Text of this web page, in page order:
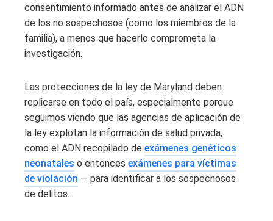
consentimiento informado antes de analizar el ADN
de los no sospechosos (como los miembros de la
familia), a menos que hacerlo comprometa la
investigación.
Las protecciones de la ley de Maryland deben
replicarse en todo el país, especialmente porque
seguimos viendo que las agencias de aplicación de
la ley explotan la información de salud privada,
como el ADN recopilado de exámenes genéticos
neonatales o entonces exámenes para víctimas
de violación — para identificar a los sospechosos
de delitos.